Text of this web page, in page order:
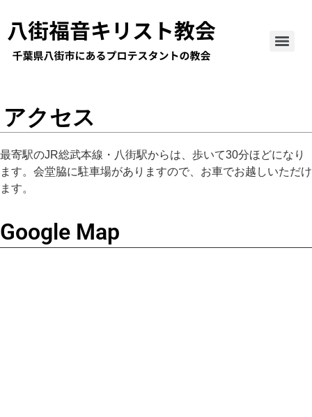
アクセス
最寄駅のJR総武本線・八街駅からは、歩いて30分ほどになり
ます。会堂脇に駐車場がありますので、お車でお越しいただけ
ます。
Google Map